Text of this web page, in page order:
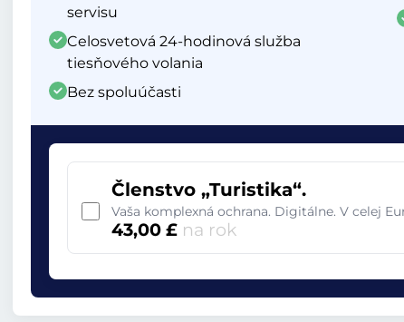
servisu
Celosvetová 24-hodinová služba
tiesňového volania
Bez spoluúčasti
Členstvo „Turistika“.
Vaša komplexná ochrana. Digitálne. V celej
43,00 £ na rok